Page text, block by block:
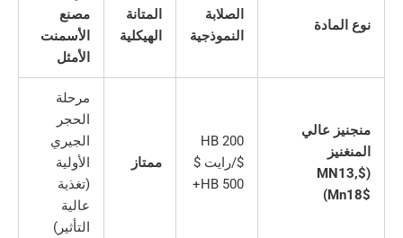
المتانة
الهيكلية
مصنع
الأسمنت
HB 200
ممتاز
الأولية